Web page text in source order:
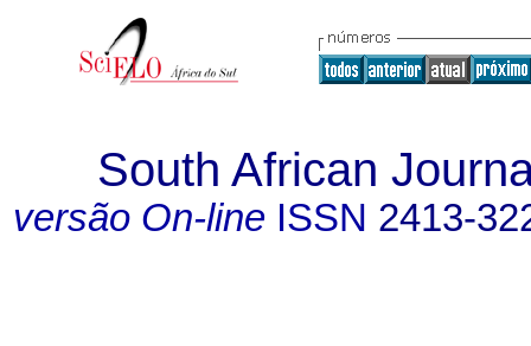
South African
versão On-line ISSN 2413-